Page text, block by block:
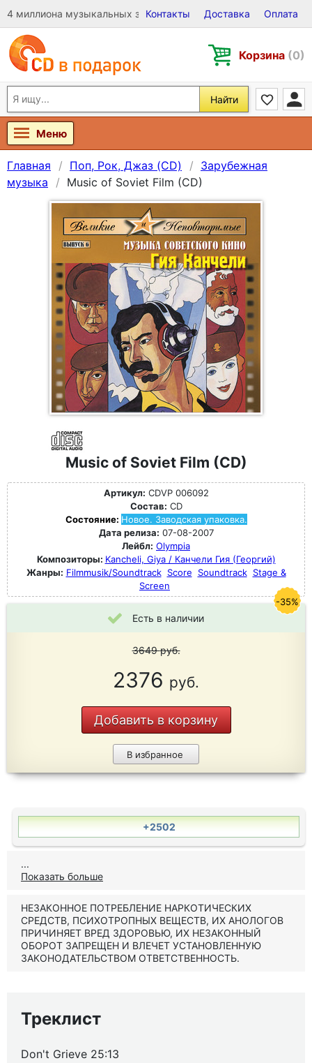
4 миллиона музыкальных записей на Виниле, CD и DVD
Контакты Доставка Оплата
Корзина (0)
Найти
Меню
Главная Поп, Рок, Джаз (CD)
Зарубежная
музыка
Music of Soviet Film (CD)
Music of Soviet Film (CD)
Артикул: CDVP 006092
Состав: CD
Состояние: Новое. Заводская упаковка.
Дата релиза: 07-08-2007
Лейбл: Olympia
Композиторы: Kancheli, Giya / Канчели Гия (Георгий)
Жанры: Filmmusik/Soundtrack Score Soundtrack Stage &
Screen
Есть в наличии
3649руб.
2376 руб.
Добавить в корзину
В избранное
-35%
+2502
...
Показать больше
НЕЗАКОННОЕ ПОТРЕБЛЕНИЕ НАРКОТИЧЕСКИХ
СРЕДСТВ, ПСИХОТРОПНЫХ ВЕЩЕСТВ, ИХ АНОЛОГОВ
ПРИЧИНЯЕТ ВРЕД ЗДОРОВЬЮ, ИХ НЕЗАКОННЫЙ
ОБОРОТ ЗАПРЕЩЕН И ВЛЕЧЕТ УСТАНОВЛЕННУЮ
ЗАКОНОДАТЕЛЬСТВОМ ОТВЕТСТВЕННОСТЬ.
Треклист
Don't Grieve 25:13